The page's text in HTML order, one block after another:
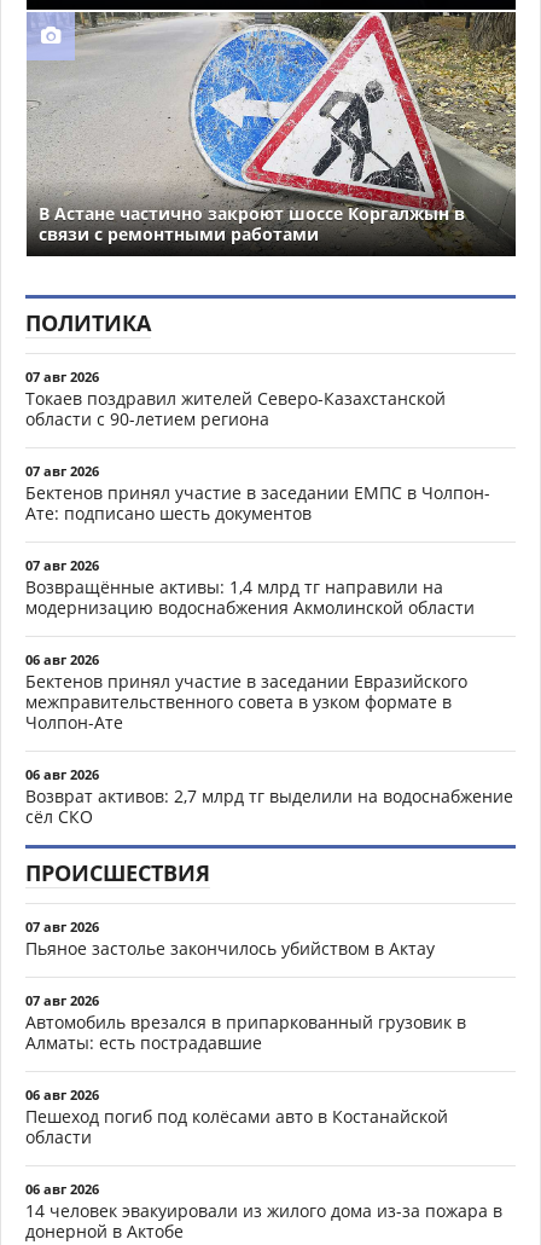
В Астане частично закроют шоссе Коргалжын в
связи с ремонтными работами
ПОЛИТИКА
07 авг 2026
Токаев поздравил жителей Северо-Казахстанской
области с 90-летием региона
07 авг 2026
Бектенов принял участие в заседании ЕМПС в Чолпон-
Ате: подписано шесть документов
07 авг 2026
Возвращённые активы: 1,4 млрд тг направили на
модернизацию водоснабжения Акмолинской области
06 авг 2026
Бектенов принял участие в заседании Евразийского
межправительственного совета в узком формате в
Чолпон-Ате
06 авг 2026
Возврат активов: 2,7 млрд тг выделили на водоснабжение
сёл СКО
ПРОИСШЕСТВИЯ
07 авг 2026
Пьяное застолье закончилось убийством в Актау
07 авг 2026
Автомобиль врезался в припаркованный грузовик в
Алматы: есть пострадавшие
06 авг 2026
Пешеход погиб под колёсами авто в Костанайской
области
06 авг 2026
14 человек эвакуировали из жилого дома из-за пожара в
донерной в Актобе